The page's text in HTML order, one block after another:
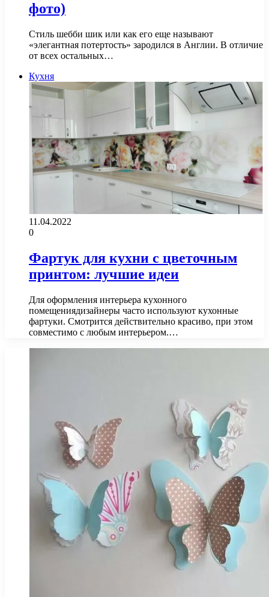
фото)
Стиль шебби шик или как его еще называют
«элегантная потертость» зародился в Англии. В отличие
от всех остальных…
Кухня
11.04.2022
0
Фартук для кухни с цветочным
принтом: лучшие идеи
Для оформления интерьера кухонного
помещениядизайнеры часто используют кухонные
фартуки. Смотрится действительно красиво, при этом
совместимо с любым интерьером.…